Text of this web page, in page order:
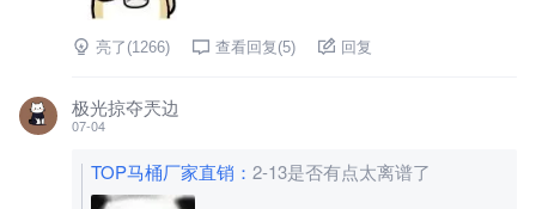
亮了(1266) 查看回复(5) 回复
极光掠夺兲边
07-04
TOP马桶厂家直销 ： 2-13是否有点太离谱了